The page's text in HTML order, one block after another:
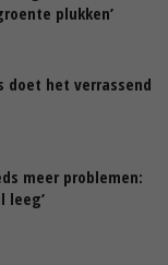
plukken’
doet het verrassend
meer problemen:
leeg’